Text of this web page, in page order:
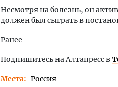
Несмотря на болезнь, он
должен был сыграть в
Ранее
Подпишитесь на Алтапресс в
Места Россия